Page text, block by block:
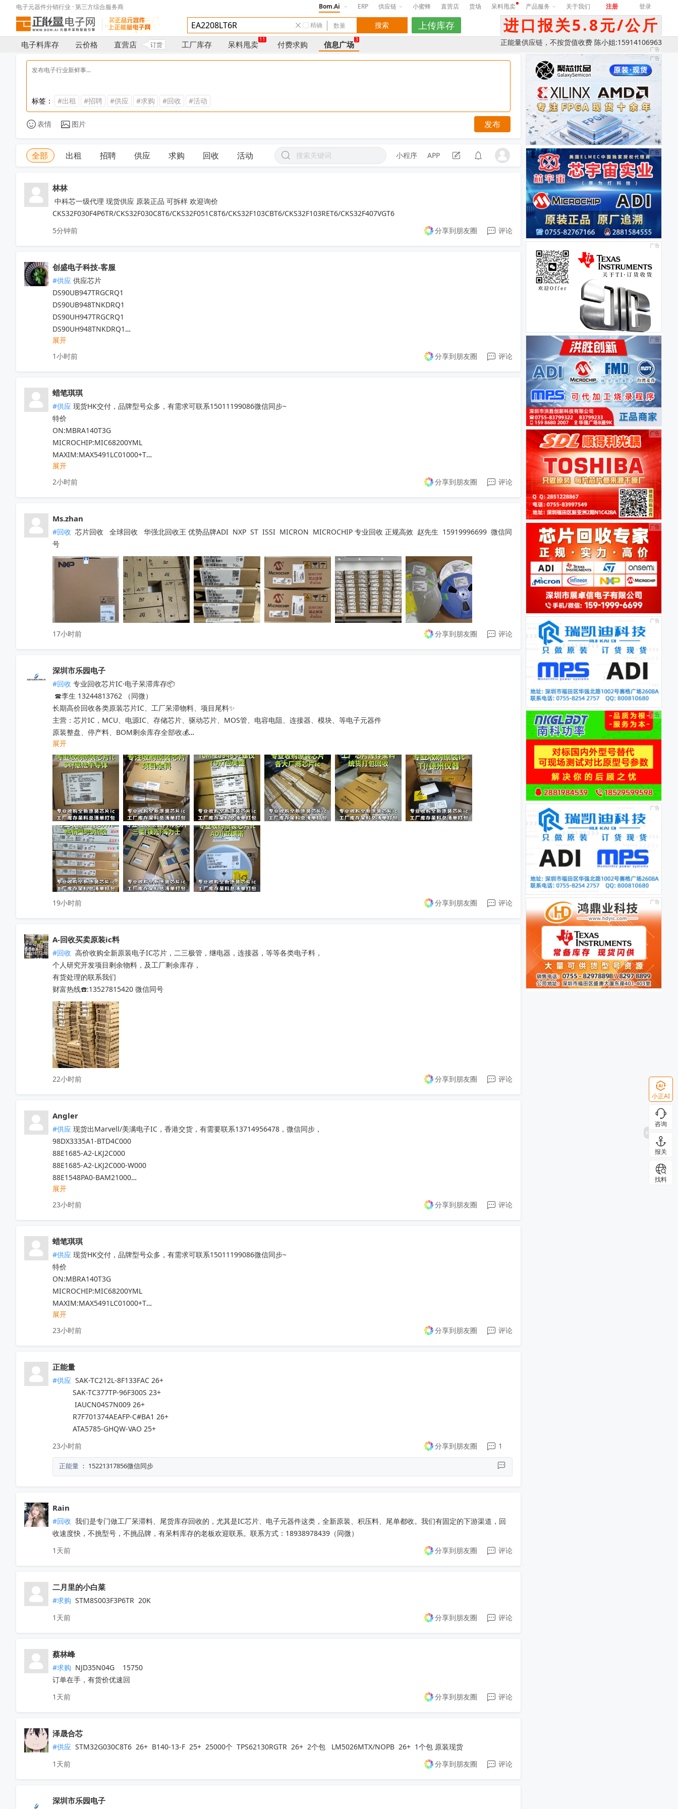
电子元器件分销行业 · 第三方综合服务商 Bom.Ai ERP 供应链 小蜜蜂 直营店 货场 呆料甩卖 产品服务 关于我们 注册 登录
精确 进口报关5.8元/公斤
正能量供应链，不按货值收费 陈小姐:15914106963
电子料库存 云价格 直营店 订货 工厂库存 呆料甩卖
11
付费求购 信息广场
3
标签： #出租 #招聘 #供应 #求购 #回收 #活动
表情 图片 发布
全部 出租 招聘 供应 求购 回收 活动 小程序 APP
林林
CKS32F030F4P6TR/CKS32F030C8T6/CKS32F051C8T6/CKS32F103CBT6/CKS32F103RET6/CKS32F407VGT6
5分钟前
分享到朋友圈 评论
创盛电子科技-客服
#供应 供应芯片
DS90UB947TRGCRQ1
DS90UB948TNKDRQ1
DS90UH947TRGCRQ1
DS90UH948TNKDRQ1
DS83822IRHBR
DS250DF810ABVR
LM5101AMX
现货靓货！不容错过！
收起
展开
1小时前
分享到朋友圈 评论
蜡笔琪琪
#供应 现货HK交付，品牌型号众多，有需求可联系15011199086微信同步~
特价
ON:MBRA140T3G
MICROCHIP:MIC68200YML
MAXIM:MAX5491LC01000+T
ADI:ADP7182AUJZ-R7
其他PN可沟通确认
展开
2小时前
分享到朋友圈 评论
Ms.zhan
#回收 芯片回收   全球回收   华强北回收王 优势品牌ADI  NXP  ST  ISSI  MICRON  MICROCHIP 专业回收 正规高效  赵先生  15919996699  微信同
号
17小时前 分享到朋友圈 评论
深圳市乐园电子
#回收 专业回收芯片IC·电子呆滞库存📦
☎李生 13244813762 （同微）
长期高价回收各类原装芯片IC、工厂呆滞物料、项目尾料✨
主营：芯片IC，MCU、电源IC、存储芯片、驱动芯片、MOS管、电容电阻、连接器、模块、等电子元器件
原装整盘、停产料、BOM剩余库存全部收💰
工厂清仓、项目取消、仓库积压、过期呆滞物料均可处理
专业人员上门清点核验，报价透明无套路，现款现结不压款💴
小批量散料、大批量整仓囤货统一打包回收，全程保密处理
快速清空仓库，释放仓储空间，高效盘活闲置物料回笼资金
覆盖全国上门收货，珠三角、深圳区域当日上门看货📱
只需提供型号、数量、实物照片，免费快速精准估价
无中间商层层压价，出价高于同行，一站式清库存省心省力
有闲置电子库存欢迎随时联系洽谈！
收起
展开
19小时前 分享到朋友圈 评论
A-回收买卖原装ic料
#回收 高价收购全新原装电子IC芯片，二三极管，继电器，连接器，等等各类电子料，
个人研究开发项目剩余物料，及工厂剩余库存，
有货处理的联系我们
财富热线☎️:13527815420 微信同号
22小时前 分享到朋友圈 评论
Angler
#供应 现货出Marvell/美满电子IC，香港交货，有需要联系13714956478，微信同步，
98DX3335A1-BTD4C000
88E1685-A2-LKJ2C000
88E1685-A2-LKJ2C000-W000
88E1548PA0-BAM21000
……
专营Marvell十八年，300+库存料号，其它Marvell的料发料号给您查库存，
展开
23小时前
分享到朋友圈 评论
蜡笔琪琪
#供应 现货HK交付，品牌型号众多，有需求可联系15011199086微信同步~
特价
ON:MBRA140T3G
MICROCHIP:MIC68200YML
MAXIM:MAX5491LC01000+T
ADI:ADP7182AUJZ-R7
其他PN可沟通确认
展开
23小时前
分享到朋友圈 评论
正能量
#供应 SAK-TC212L-8F133FAC 26+
          ATA5785-GHQW-VAO 25+
23小时前
分享到朋友圈 1
正能量 ： 15221317856微信同步
Rain
#回收 我们是专门做工厂呆滞料、尾货库存回收的，尤其是IC芯片、电子元器件这类，全新原装、积压料、尾单都收。我们有固定的下游渠道，回
收速度快，不挑型号，不挑品牌，有呆料库存的老板欢迎联系。联系方式：18938978439（同微）
1天前
分享到朋友圈 评论
二月里的小白菜
#求购 STM8S003F3P6TR  20K
1天前
分享到朋友圈 评论
蔡林峰
#求购 NJD35N04G    15750
订单在手，有货价优速回
1天前
分享到朋友圈 评论
泽晟合芯
#供应 STM32G030C8T6  26+  B140-13-F  25+  25000个  TPS62130RGTR  26+  2个包   LM5026MTX/NOPB  26+  1个包 原装现货
1天前
分享到朋友圈 评论
深圳市乐园电子
小正AI
咨询
报关
找料